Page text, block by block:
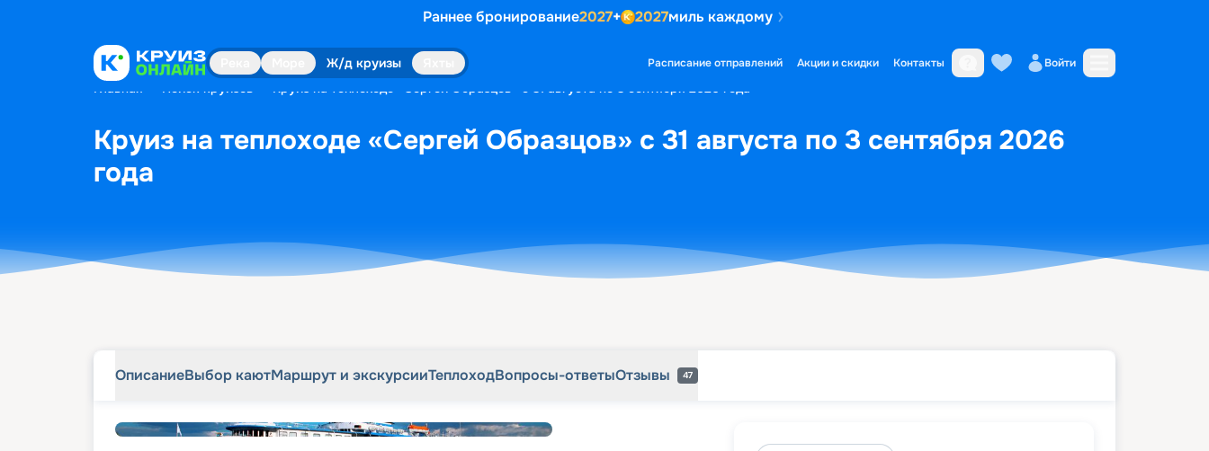
Раннее бронирование2027+ 2027миль каждому
Ж/д круизы Расписание отправлений Акции и скидки Контакты Войти
Главная Поиск круизов Круиз на теплоходе «Сергей Образцов» с 31 августа по 3 сентября 2026 года
Круиз на теплоходе «Сергей Образцов» с 31 августа по 3 сентября 2026
года
ОписаниеВыбор каютМаршрут и экскурсииТеплоходВопросы-ответыОтзывы 47